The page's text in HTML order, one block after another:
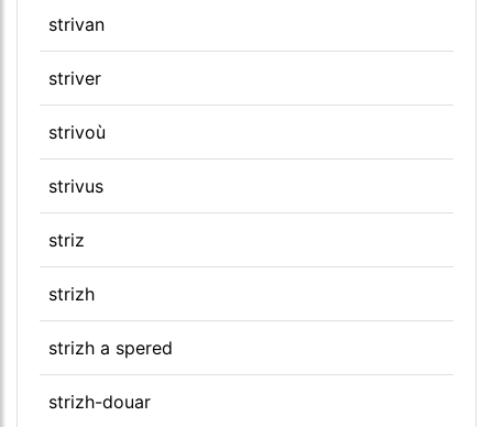
strivan
striver
strivoù
strivus
striz
strizh
strizh a spered
strizh-douar